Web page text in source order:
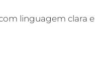
linguagem clara e